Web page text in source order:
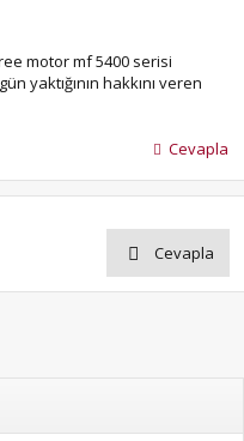
motor mf 5400 serisi
yaktığının hakkını veren
Cevapla
Cevapla